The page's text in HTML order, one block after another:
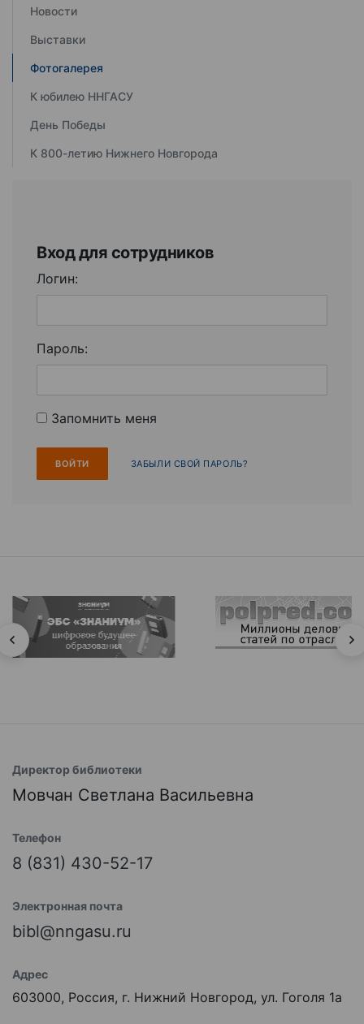
Новости
Выставки
Фотогалерея
К юбилею ННГАСУ
День Победы
К 800-летию Нижнего Новгорода
Вход для сотрудников
Логин:
Пароль:
Запомнить меня
ЗАБЫЛИ СВОЙ ПАРОЛЬ?
Директор библиотеки
Мовчан Светлана Васильевна
Телефон
8 (831) 430-52-17
Электронная почта
bibl@nngasu.ru
Адрес
603000, Россия, г. Нижний Новгород, ул. Гоголя 1а